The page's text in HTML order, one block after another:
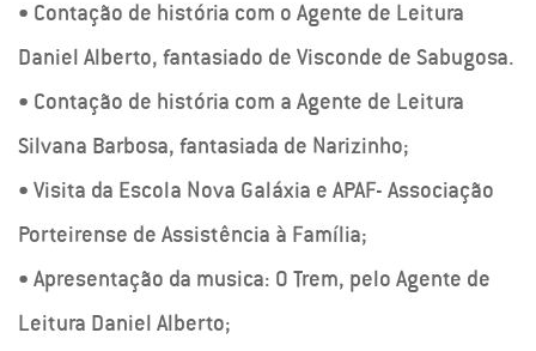
• Contação de história com o Agente de Leitura
Daniel Alberto, fantasiado de Visconde de Sabugosa.
• Contação de história com a Agente de Leitura
Silvana Barbosa, fantasiada de Narizinho;
• Visita da Escola Nova Galáxia e APAF- Associação
Porteirense de Assistência à Família;
• Apresentação da musica: O Trem, pelo Agente de
Leitura Daniel Alberto;